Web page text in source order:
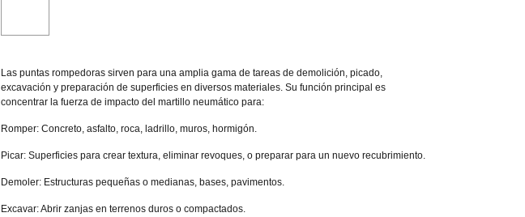
Las puntas rompedoras sirven para una amplia gama de tareas de demolición, picado,
excavación y preparación de superficies en diversos materiales. Su función principal es
concentrar la fuerza de impacto del martillo neumático para:
Romper: Concreto, asfalto, roca, ladrillo, muros, hormigón.
Picar: Superficies para crear textura, eliminar revoques, o preparar para un nuevo recubrimiento.
Demoler: Estructuras pequeñas o medianas, bases, pavimentos.
Excavar: Abrir zanjas en terrenos duros o compactados.